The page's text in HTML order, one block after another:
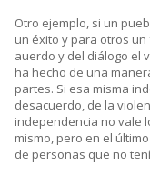
Otro ejemplo, si un
un éxito y para otros
auerdo y del diálogo el
ha hecho de una
partes. Si esa misma
desacuerdo, de la
independencia no vale
mismo, pero en el
de personas que no